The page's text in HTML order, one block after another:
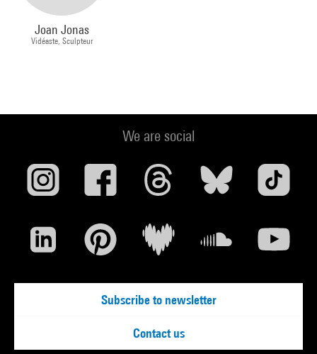
Joan Jonas
Vidéaste, Sculpteur
We are social
Subscribe to newsletter
Contact us